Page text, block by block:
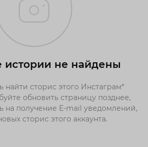
истории не найдены
найти сторис этого Инстаграм*
обновить страницу позднее,
на получение E-mail уведомлений,
сторис этого аккаунта.